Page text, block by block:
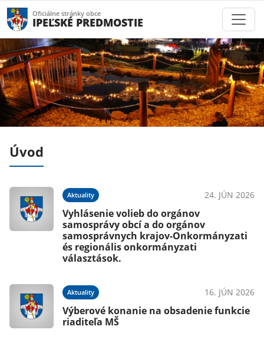
Oficiálne stránky obce
IPEĽSKÉ PREDMOSTIE
Úvod
Aktuality 24. JÚN 2026
Vyhlásenie volieb do orgánov
samosprávy obcí a do orgánov
samosprávnych krajov-Onkormányzati
és regionális onkormányzati
választások.
Aktuality 16. JÚN 2026
Výberové konanie na obsadenie funkcie
riaditeľa MŠ